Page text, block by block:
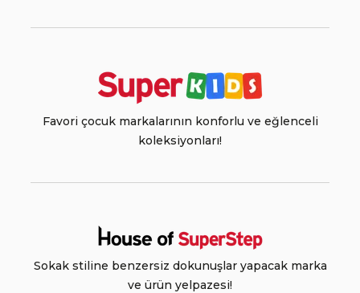
Favori çocuk markalarının konforlu ve eğlenceli
koleksiyonları!
Sokak stiline benzersiz dokunuşlar yapacak marka
ve ürün yelpazesi!